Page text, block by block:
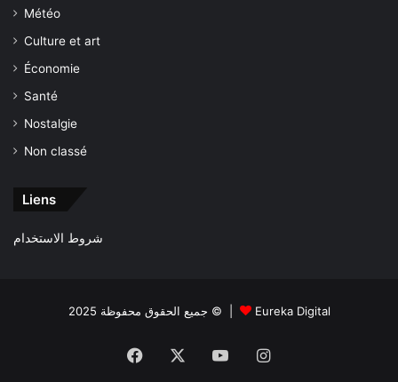
Météo
Culture et art
Économie
Santé
Nostalgie
Non classé
Liens
شروط الاستخدام
جميع الحقوق محفوظة 2025 © | Eureka Digital
Facebook YouTubeInstagram